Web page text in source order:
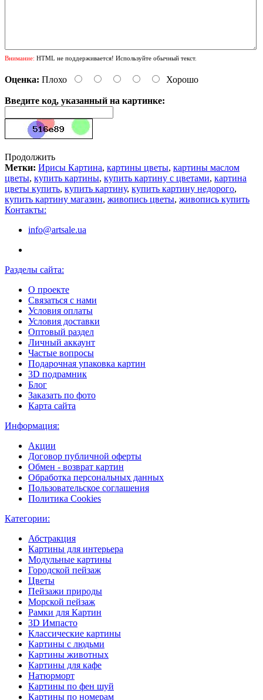
Внимание: HTML не поддерживается! Используйте обычный текст.
Оценка: Плохо Хорошо
Введите код, указанный на картинке:
Продолжить
Метки: Ирисы Картина, картины цветы, картины маслом
цветы, купить картины, купить картину с цветами, картина
цветы купить, купить картину, купить картину недорого,
купить картину магазин, живопись цветы, живопись купить
Контакты:
info@artsale.ua
Разделы сайта:
О проекте
Связаться с нами
Условия оплаты
Условия доставки
Оптовый раздел
Личный аккаунт
Частые вопросы
Подарочная упаковка картин
3D подрамник
Блог
Заказать по фото
Карта сайта
Информация:
Акции
Договор публичной оферты
Обмен - возврат картин
Обработка персональных данных
Пользовательское соглашения
Политика Cookies
Категории:
Абстракция
Картины для интерьера
Модульные картины
Городской пейзаж
Цветы
Пейзажи природы
Морской пейзаж
Рамки для Картин
3D Импасто
Классические картины
Картины с людьми
Картины животных
Картины для кафе
Натюрморт
Картины по фен шуй
Картины по номерам